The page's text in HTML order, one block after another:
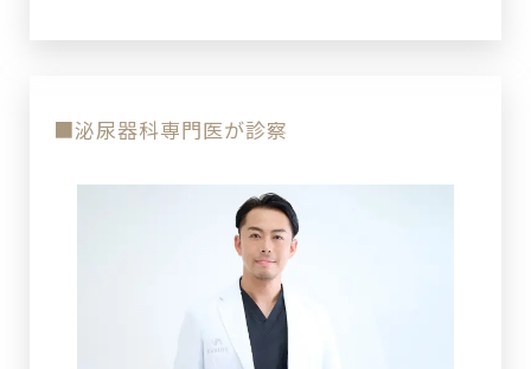
■泌尿器科専門医が診察